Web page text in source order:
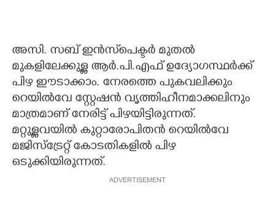
അസി. സബ് ഇൻസ്‌പെക്ടർ മുതൽ
മുകളിലേക്കുള്ള ആർ.പി.എഫ് ഉദ്യോഗസ്ഥർക്ക്
പിഴ ഈടാക്കാം. നേരത്തെ പുകവലിക്കും
റെയിൽവേ സ്റ്റേഷൻ വൃത്തിഹീനമാക്കലിനും
മാത്രമാണ് നേരിട്ട് പിഴയിട്ടിരുന്നത്.
മറ്റുള്ളവയിൽ കുറ്റാരോപിതൻ റെയിൽവേ
മജിസ്ട്രേറ്റ് കോടതികളിൽ പിഴ
ഒടുക്കിയിരുന്നത്.
ADVERTISEMENT